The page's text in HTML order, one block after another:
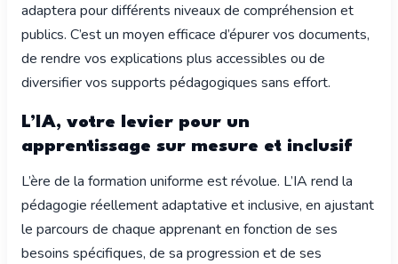
adaptera pour différents niveaux de compréhension et
publics. C’est un moyen efficace d’épurer vos documents,
de rendre vos explications plus accessibles ou de
diversifier vos supports pédagogiques sans effort.
L’IA, votre levier pour un
apprentissage sur mesure et inclusif
L’ère de la formation uniforme est révolue. L’IA rend la
pédagogie réellement adaptative et inclusive, en ajustant
le parcours de chaque apprenant en fonction de ses
besoins spécifiques, de sa progression et de ses